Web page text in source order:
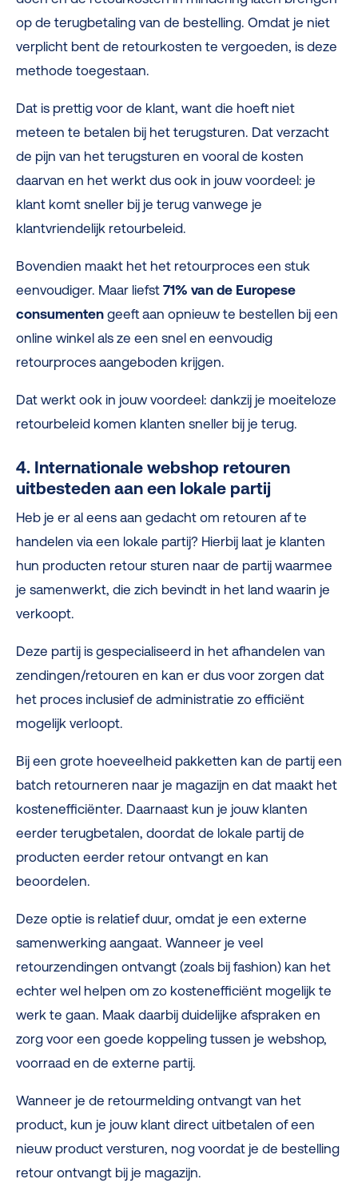
op de terugbetaling van de bestelling. Omdat je niet
verplicht bent de retourkosten te vergoeden, is deze
methode toegestaan.
Dat is prettig voor de klant, want die hoeft niet
meteen te betalen bij het terugsturen. Dat verzacht
de pijn van het terugsturen en vooral de kosten
daarvan en het werkt dus ook in jouw voordeel: je
klant komt sneller bij je terug vanwege je
klantvriendelijk retourbeleid.
Bovendien maakt het het retourproces een stuk
eenvoudiger. Maar liefst 71% van de Europese
consumenten geeft aan opnieuw te bestellen bij een
online winkel als ze een snel en eenvoudig
retourproces aangeboden krijgen.
Dat werkt ook in jouw voordeel: dankzij je moeiteloze
retourbeleid komen klanten sneller bij je terug.
4. Internationale webshop retouren
uitbesteden aan een lokale partij
Heb je er al eens aan gedacht om retouren af te
handelen via een lokale partij? Hierbij laat je klanten
hun producten retour sturen naar de partij waarmee
je samenwerkt, die zich bevindt in het land waarin je
verkoopt.
Deze partij is gespecialiseerd in het afhandelen van
zendingen/retouren en kan er dus voor zorgen dat
het proces inclusief de administratie zo efficiënt
mogelijk verloopt.
Bij een grote hoeveelheid pakketten kan de partij een
batch retourneren naar je magazijn en dat maakt het
kostenefficiënter. Daarnaast kun je jouw klanten
eerder terugbetalen, doordat de lokale partij de
producten eerder retour ontvangt en kan
beoordelen.
Deze optie is relatief duur, omdat je een externe
samenwerking aangaat. Wanneer je veel
retourzendingen ontvangt (zoals bij fashion) kan het
echter wel helpen om zo kostenefficiënt mogelijk te
werk te gaan. Maak daarbij duidelijke afspraken en
zorg voor een goede koppeling tussen je webshop,
voorraad en de externe partij.
Wanneer je de retourmelding ontvangt van het
product, kun je jouw klant direct uitbetalen of een
nieuw product versturen, nog voordat je de bestelling
retour ontvangt bij je magazijn.